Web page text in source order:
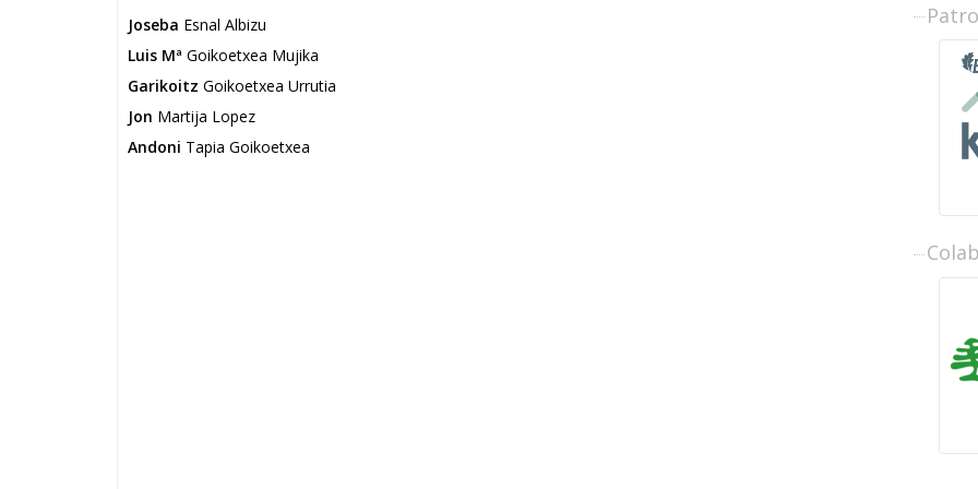
Joseba Esnal Albizu
Luis Mª Goikoetxea Mujika
Garikoitz Goikoetxea Urrutia
Jon Martija Lopez
Andoni Tapia Goikoetxea